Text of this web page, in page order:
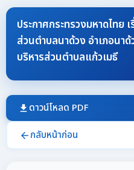
ประกาศกระทรวงมหาดไทย
ส่วนตำบลนาด้วง อำเภอนา
บริหารส่วนตำบลแก้วเมธี
download ดาวน์โหลด PDF
arrow_back กลับหน้าก่อน